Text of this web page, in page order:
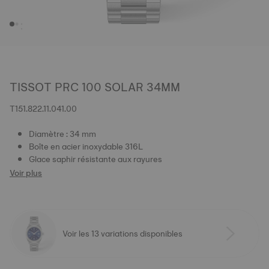
TISSOT PRC 100 SOLAR 34MM
T151.822.11.041.00
Diamètre : 34 mm
Boîte en acier inoxydable 316L
Glace saphir résistante aux rayures
Voir plus
Voir les 13 variations disponibles